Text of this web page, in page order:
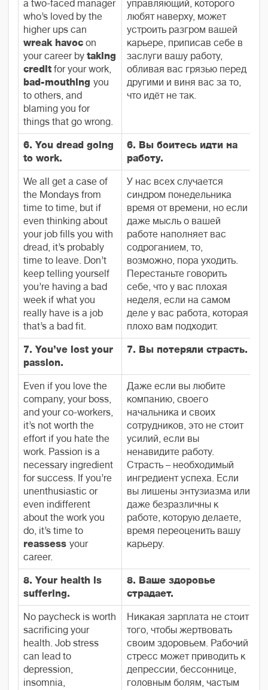
a two-faced manager
who’s loved by the
higher ups can
wreak havoc on
your career by taking
credit for your work,
bad-mouthing you
to others, and
blaming you for
things that go wrong.
управляющий, которого
любят наверху, может
устроить разгром вашей
карьере, приписав себе в
заслуги вашу работу,
обливая вас грязью перед
другими и виня вас за то,
что идёт не так.
6. You dread going
to work.
6. Вы боитесь идти на
работу.
We all get a case of
the Mondays from
time to time, but if
even thinking about
your job fills you with
dread, it’s probably
time to leave. Don’t
keep telling yourself
you’re having a bad
week if what you
really have is a job
that’s a bad fit.
У нас всех случается
синдром понедельника
время от времени, но если
даже мысль о вашей
работе наполняет вас
содроганием, то,
возможно, пора уходить.
Перестаньте говорить
себе, что у вас плохая
неделя, если на самом
деле у вас работа, которая
плохо вам подходит.
7. You’ve lost your
passion.
7. Вы потеряли страсть.
Even if you love the
company, your boss,
and your co-workers,
it’s not worth the
effort if you hate the
work. Passion is a
necessary ingredient
for success. If you’re
unenthusiastic or
even indifferent
about the work you
do, it’s time to
reassess your
career.
Даже если вы любите
компанию, своего
начальника и своих
сотрудников, это не стоит
усилий, если вы
ненавидите работу.
Страсть – необходимый
ингредиент успеха. Если
вы лишены энтузиазма или
даже безразличны к
работе, которую делаете,
время переоценить вашу
карьеру.
8. Your health is
suffering.
8. Ваше здоровье
страдает.
No paycheck is worth
sacrificing your
health. Job stress
can lead to
depression,
insomnia,
Никакая зарплата не стоит
того, чтобы жертвовать
своим здоровьем. Рабочий
стресс может приводить к
депрессии, бессоннице,
головным болям, частым